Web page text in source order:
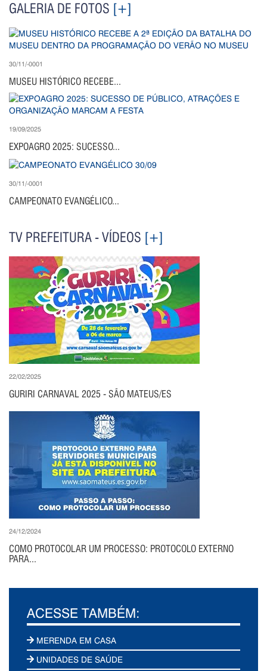
GALERIA DE FOTOS [+]
30/11/-0001
MUSEU HISTÓRICO RECEBE...
19/09/2025
EXPOAGRO 2025: SUCESSO...
30/11/-0001
CAMPEONATO EVANGÉLICO...
TV PREFEITURA - VÍDEOS [+]
22/02/2025
GURIRI CARNAVAL 2025 - SÃO MATEUS/ES
24/12/2024
COMO PROTOCOLAR UM PROCESSO: PROTOCOLO EXTERNO
PARA...
ACESSE TAMBÉM:
MERENDA EM CASA
UNIDADES DE SAÚDE